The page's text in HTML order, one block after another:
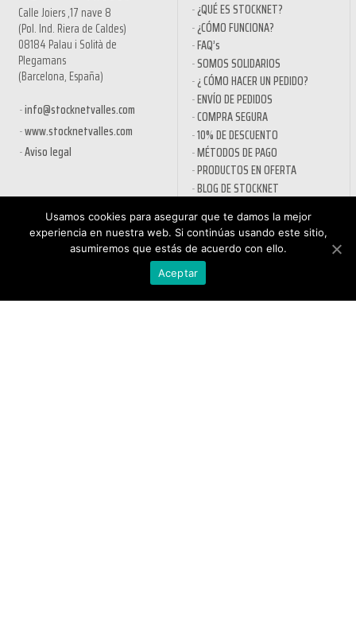
Calle Joiers ,17 nave 8
(Pol. Ind. Riera de Caldes)
08184 Palau i Solità de
Plegamans
(Barcelona, España)
info@stocknetvalles.com
www.stocknetvalles.com
Aviso legal
¿QUÉ ES STOCKNET?
¿CÓMO FUNCIONA?
FAQ’s
SOMOS SOLIDARIOS
¿ CÓMO HACER UN PEDIDO?
ENVÍO DE PEDIDOS
COMPRA SEGURA
10% DE DESCUENTO
MÉTODOS DE PAGO
PRODUCTOS EN OFERTA
BLOG DE STOCKNET
INFORMACIÓN
POLÍTICA DE PRIVACIDAD
TIENDA
NUEVA CUENTA
PEDIDO
PROCESO DE PAGO
MI CUENTA
Usamos cookies para asegurar que te damos la mejor
experiencia en nuestra web. Si continúas usando este sitio,
asumiremos que estás de acuerdo con ello.
Aceptar